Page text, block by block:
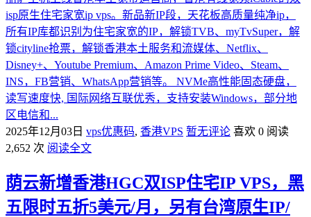
isp原生住宅家宽ip vps。新品新IP段，天花板高质量纯净ip，
所有IP库都识别为住宅家宽的IP，解锁TVB、myTvSuper，解
锁cityline抢票，解锁香港本土服务和流媒体、Netflix、
Disney+、Youtube Premium、Amazon Prime Video、Steam、
INS，FB营销、WhatsApp营销等。 NVMe高性能固态硬盘，
读写速度快, 国际网络互联优秀，支持安装Windows，部分地
区电信和...
2025年12月03日 vps优惠码, 香港VPS 暂无评论 喜欢 0 阅读
2,652 次 阅读全文
荫云新增香港HGC双ISP住宅IP VPS，黑
五限时五折5美元/月，另有台湾原生IP/